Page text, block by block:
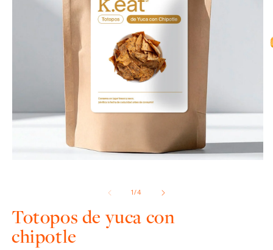
multimedia
en
1/de
4
Totopos de yuca con
chipotle